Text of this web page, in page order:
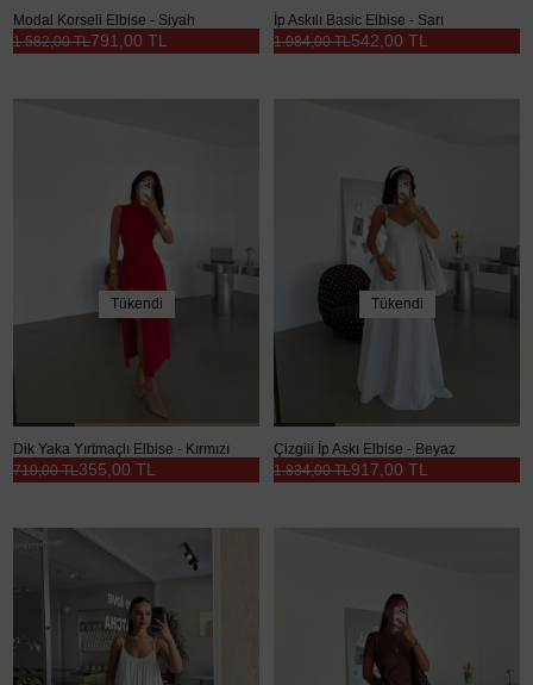
Modal Korseli Elbise - Siyah
791,00 TL
1.582,00 TL
İp Askılı Basic Elbise - Sarı
542,00 TL
1.084,00 TL
Tükendi
Dik Yaka Yırtmaçlı Elbise - Kırmızı
355,00 TL
710,00 TL
Tükendi
Çizgili İp Askı Elbise - Beyaz
917,00 TL
1.834,00 TL